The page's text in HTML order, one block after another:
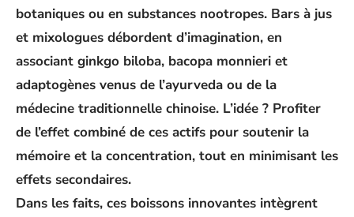
botaniques ou en substances nootropes. Bars à jus
et mixologues débordent d’imagination, en
associant ginkgo biloba, bacopa monnieri et
adaptogènes venus de l’ayurveda ou de la
médecine traditionnelle chinoise. L’idée ? Profiter
de l’effet combiné de ces actifs pour soutenir la
mémoire et la concentration, tout en minimisant les
effets secondaires.
Dans les faits, ces boissons innovantes intègrent